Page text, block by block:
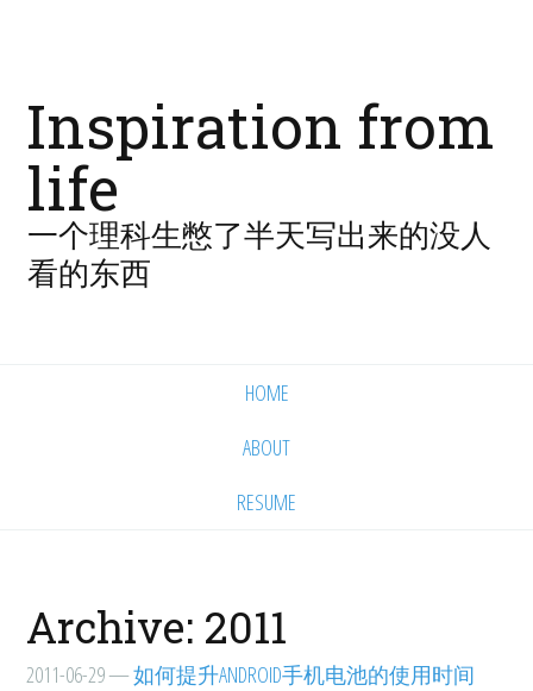
Inspiration from
life
一个理科生憋了半天写出来的没人
看的东西
HOME
ABOUT
RESUME
Archive: 2011
2011-06-29—如何提升ANDROID手机电池的使用时间